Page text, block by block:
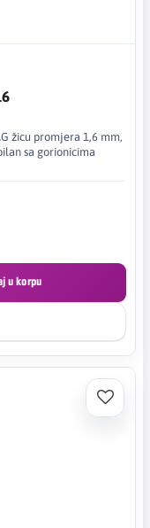
žicu promjera 1,6 mm,
sa gorionicima
u korpu